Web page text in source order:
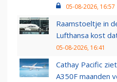
05-08-2026, 16:57
Raamstoeltje in
Lufthansa kost
05-08-2026, 16:41
Cathay Pacific
A350F maanden